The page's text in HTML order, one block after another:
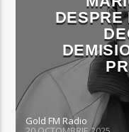
Gold FM Radio